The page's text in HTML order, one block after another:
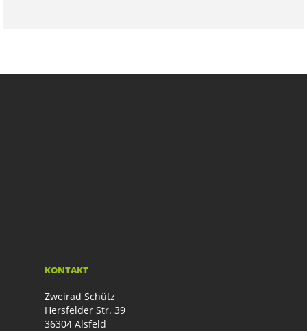
KONTAKT
Zweirad Schütz
Hersfelder Str. 39
36304 Alsfeld